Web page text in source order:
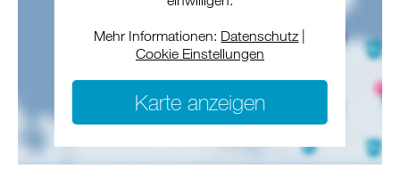
Mehr Informationen: Datenschutz
Cookie Einstellungen
Karte anzeigen